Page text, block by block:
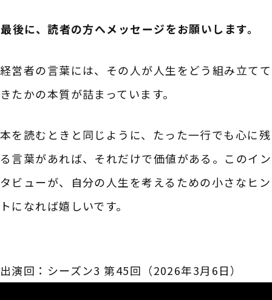
――最後に、読者の方へメッセージをお願いします。
経営者の言葉には、その人が人生をどう組み立てて
きたかの本質が詰まっています。
本を読むときと同じように、たった一行でも心に残
る言葉があれば、それだけで価値がある。このイン
タビューが、自分の人生を考えるための小さなヒン
トになれば嬉しいです。
出演回：シーズン3 第45回（2026年3月6日）